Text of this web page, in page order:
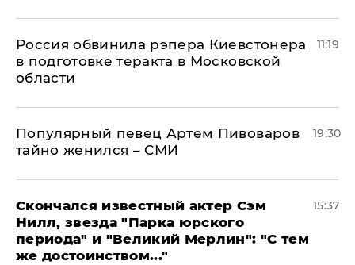
Россия обвинила рэпера Киевстонера
в подготовке теракта в Московской
области
11:19
Популярный певец Артем Пивоваров
тайно женился – СМИ
19:30
Скончался известный актер Сэм
Нилл, звезда "Парка юрского
периода" и "Великий Мерлин": "С тем
же достоинством..."
15:37